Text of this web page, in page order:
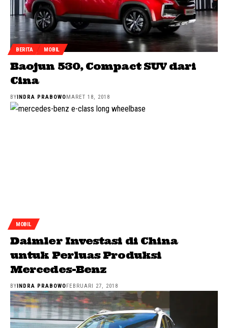
BERITA MOBIL
Baojun 530, Compact SUV dari
Cina
BY INDRA PRABOWO MARET 18, 2018
MOBIL
Daimler Investasi di China
untuk Perluas Produksi
Mercedes-Benz
BY INDRA PRABOWO FEBRUARI 27, 2018